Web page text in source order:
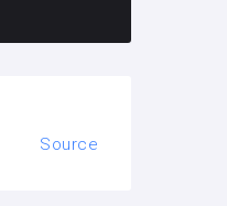
Source